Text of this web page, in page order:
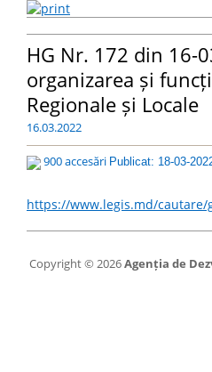
HG Nr. 172 din 16-
organizarea și
Regionale și Locale
16.03.2022
900 accesări Publicat: 18-03-
https://www.legis.md/cautare/
Copyright © 2026Agenția de